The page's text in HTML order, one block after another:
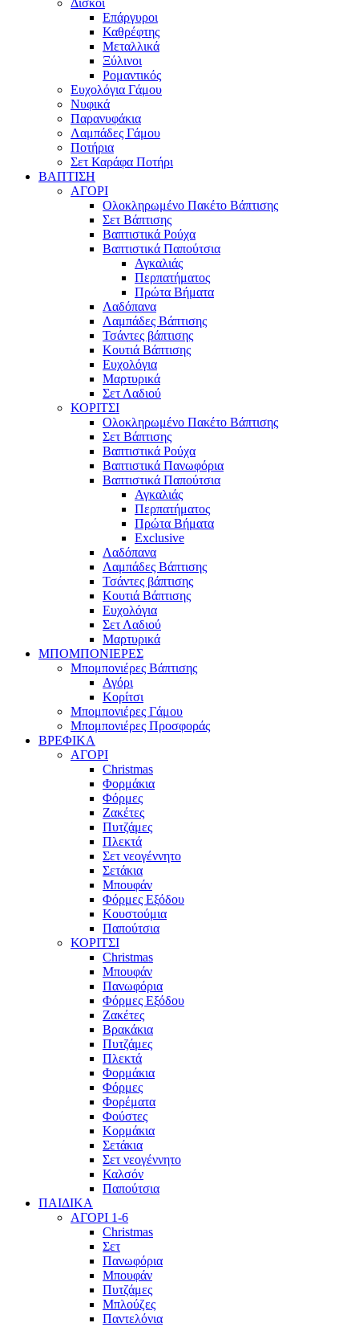
Δίσκοι
Επάργυροι
Καθρέφτης
Μεταλλικά
Ξύλινοι
Ρομαντικός
Ευχολόγια Γάμου
Νυφικά
Παρανυφάκια
Λαμπάδες Γάμου
Ποτήρια
Σετ Καράφα Ποτήρι
ΒΑΠΤΙΣΗ
ΑΓΟΡΙ
Ολοκληρωμένο Πακέτο Βάπτισης
Σετ Βάπτισης
Βαπτιστικά Ρούχα
Βαπτιστικά Παπούτσια
Αγκαλιάς
Περπατήματος
Πρώτα Βήματα
Λαδόπανα
Λαμπάδες Βάπτισης
Τσάντες βάπτισης
Κουτιά Βάπτισης
Ευχολόγια
Μαρτυρικά
Σετ Λαδιού
ΚΟΡΙΤΣΙ
Ολοκληρωμένο Πακέτο Βάπτισης
Σετ Βάπτισης
Βαπτιστικά Ρούχα
Βαπτιστικά Πανωφόρια
Βαπτιστικά Παπούτσια
Αγκαλιάς
Περπατήματος
Πρώτα Βήματα
Exclusive
Λαδόπανα
Λαμπάδες Βάπτισης
Τσάντες βάπτισης
Κουτιά Βάπτισης
Ευχολόγια
Σετ Λαδιού
Μαρτυρικά
ΜΠΟΜΠΟΝΙΕΡΕΣ
Μπομπονιέρες Βάπτισης
Αγόρι
Κορίτσι
Μπομπονιέρες Γάμου
Μπομπονιέρες Προσφοράς
ΒΡΕΦΙΚΑ
ΑΓΟΡΙ
Christmas
Φορμάκια
Φόρμες
Ζακέτες
Πυτζάμες
Πλεκτά
Σετ νεογέννητο
Σετάκια
Μπουφάν
Φόρμες Εξόδου
Κουστούμια
Παπούτσια
ΚΟΡΙΤΣΙ
Christmas
Μπουφάν
Πανωφόρια
Φόρμες Εξόδου
Ζακέτες
Βρακάκια
Πυτζάμες
Πλεκτά
Φορμάκια
Φόρμες
Φορέματα
Φούστες
Κορμάκια
Σετάκια
Σετ νεογέννητο
Καλσόν
Παπούτσια
ΠΑΙΔΙΚΑ
ΑΓΟΡΙ 1-6
Christmas
Σετ
Πανωφόρια
Μπουφάν
Πυτζάμες
Μπλούζες
Παντελόνια